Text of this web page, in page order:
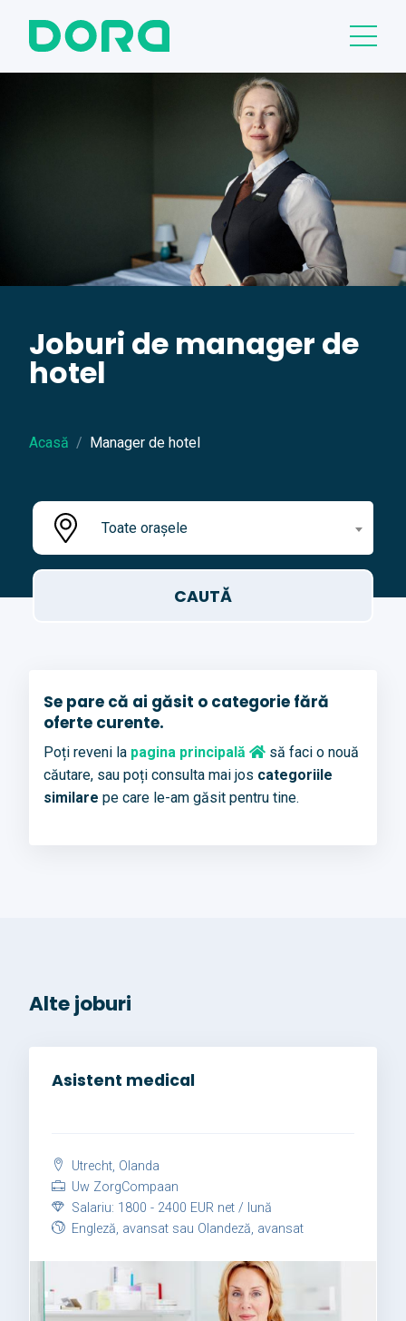
Joburi de manager de
hotel
Acasă Manager de hotel
Toate orașele
Se pare că ai găsit o categorie fără
oferte curente.
Poți reveni la pagina principală
să faci o nouă
căutare, sau poți consulta mai jos categoriile
similare pe care le-am găsit pentru tine.
Alte joburi
Asistent medical
Utrecht, Olanda
Uw ZorgCompaan
Salariu: 1800 - 2400 EUR net / lună
Engleză, avansat sau Olandeză, avansat